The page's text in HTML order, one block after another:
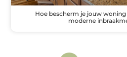
Hoe bescherm je jouw
moderne